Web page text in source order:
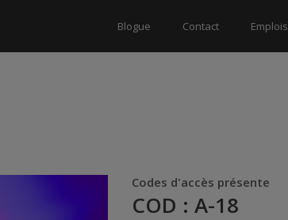
Blogue Contact Emplois
Codes d'accès présente
COD : A-18